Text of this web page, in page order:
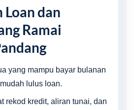
Loan dan
Ramai
yang mampu bayar bulanan
lulus loan.
rekod kredit, aliran tunai, dan